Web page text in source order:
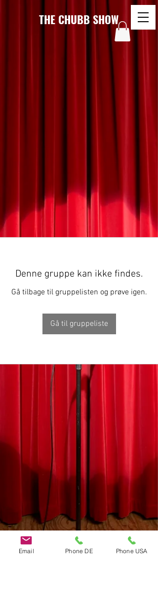
THE CHUBB SHOW
Denne gruppe kan ikke findes.
Gå tilbage til gruppelisten og prøve igen.
Gå til gruppeliste
Email Phone DE Phone USA